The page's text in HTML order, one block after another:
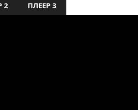
2 ПЛЕЕР 3